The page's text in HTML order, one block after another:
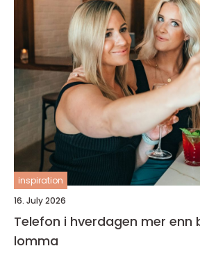
inspiration
16. July 2026
Telefon i hverdagen mer enn bare en dings i
lomma